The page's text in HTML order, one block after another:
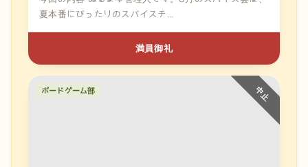
夏本番にぴったりのスパイスチ...
満員御礼
ボードゲーム部